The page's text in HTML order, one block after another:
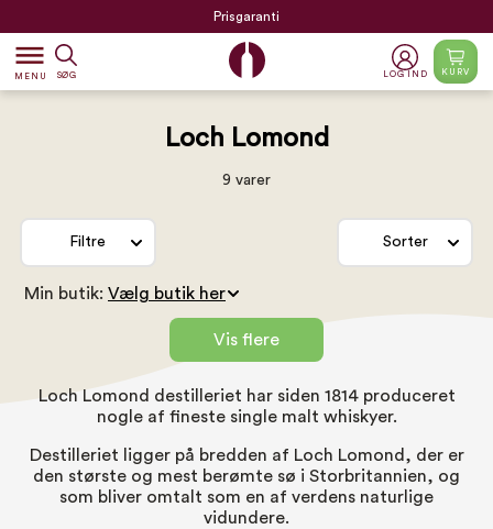
Prisgaranti
dehaze
MENU SØG LOG IND KURV
Loch Lomond
9 varer
Filtre Sorter
Min butik:
Vis flere
Loch Lomond destilleriet har siden 1814 produceret
nogle af fineste single malt whiskyer.
Destilleriet ligger på bredden af Loch Lomond, der er
den største og mest berømte sø i Storbritannien, og
som bliver omtalt som en af verdens naturlige
vidundere.